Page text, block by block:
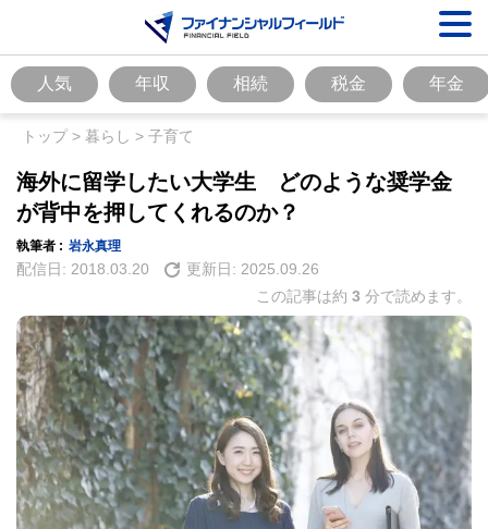
人気 年収 相続 税金 年金
トップ> 暮らし > 子育て
海外に留学したい大学生 どのような奨学金
が背中を押してくれるのか？
執筆者 : 岩永真理
配信日: 2018.03.20 更新日: 2025.09.26
この記事は約 3 分で読めます。